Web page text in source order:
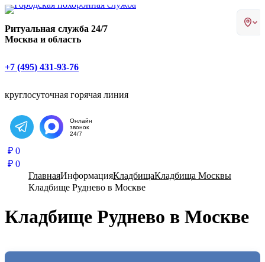
Ритуальная служба 24/7
Москва и область
+7 (495) 431-93-76
круглосуточная горячая линия
Написать в Telegram
Онлайн
звонок
24/7
₽ 0
₽ 0
ГлавнаяИнформацияКладбищаКладбища Москвы
Кладбище Руднево в Москве
Кладбище Руднево в Москве